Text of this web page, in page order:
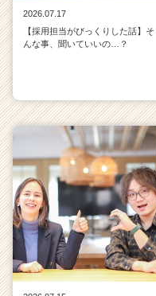
2026.07.17
【採用担当がびっくりした話】そ
んな事、聞いていいの…？